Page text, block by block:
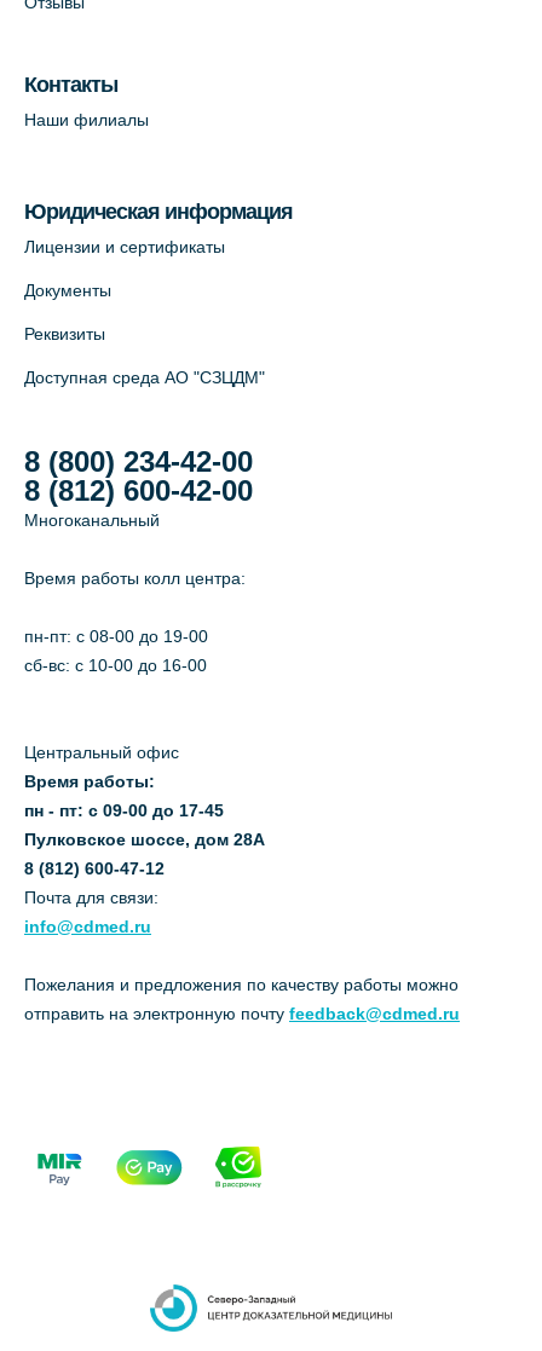
Контакты
Наши филиалы
Юридическая информация
Лицензии и сертификаты
Документы
Реквизиты
Доступная среда АО "СЗЦДМ"
8 (800) 234-42-00
8 (812) 600-42-00
Многоканальный
Время работы колл центра:
пн-пт: c 08-00 до 19-00
сб-вс: с 10-00 до 16-00
Центральный офис
Время работы:
пн - пт: с 09-00 до 17-45
Пулковское шоссе, дом 28А
8 (812) 600-47-12
Почта для связи:
info@cdmed.ru
Пожелания и предложения по качеству работы можно
отправить на электронную почту feedback@cdmed.ru